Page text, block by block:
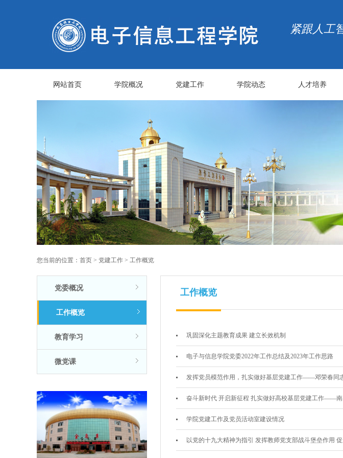
紧跟人工
网站首页 学院概况 党建工作 学院动态 人才培养
您当前的位置： 首页 > 党建工作 > 工作概览
党委概况
工作概览
教育学习
微党课
工作概览
巩固深化主题教育成果 建立长效机制
电子与信息学院党委2022年工作总结及2023年工作思路
发挥党员模范作用，扎实做好基层党建工作——邓荣春同
奋斗新时代 开启新征程 扎实做好高校基层党建工作——
学院党建工作及党员活动室建设情况
以党的十九大精神为指引 发挥教师党支部战斗堡垒作用